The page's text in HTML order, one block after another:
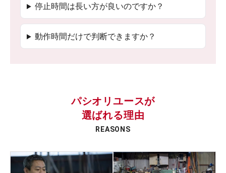
停止時間は長い方が良いのですか？
動作時間だけで判断できますか？
パシオリユースが
選ばれる理由
REASONS